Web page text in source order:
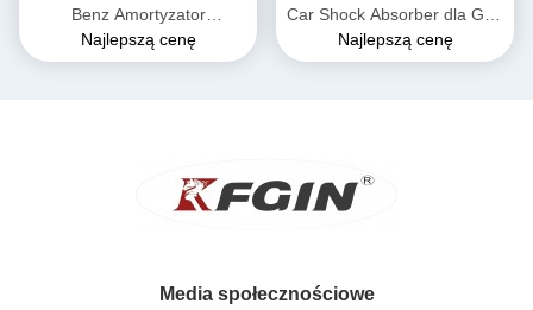
Benz Amortyzator
2533200130 tylny
Amortyzator hydrauliczny
Najlepszą cenę
Car Shock Absorber dla GLK
GLC253 2533202700
Najlepszą cenę
Media społecznościowe